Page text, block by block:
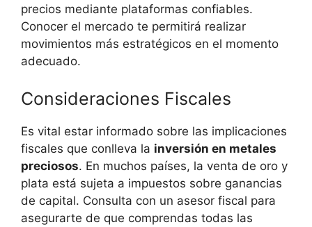
precios‌ mediante plataformas ⁢confiables.
Conocer el mercado te permitirá realizar
movimientos más estratégicos en el momento
adecuado.
Consideraciones Fiscales
Es vital estar informado‍ sobre ‍las implicaciones
fiscales que conlleva la inversión en metales
preciosos. En muchos países, la venta de oro y
plata está sujeta a impuestos sobre ganancias
de ‍capital.​ Consulta con un asesor fiscal para
asegurarte de que comprendas todas las